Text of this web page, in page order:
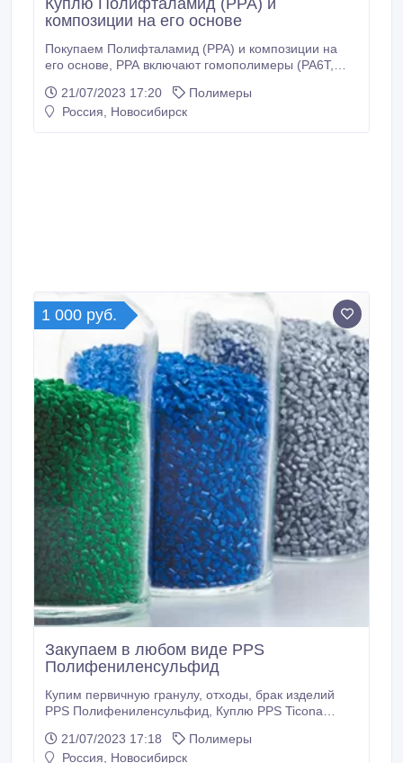
Куплю Полифталамид (PPA) и
композиции на его основе
Покупаем Полифталамид (PPA) и композиции на
его основе, PPA включают гомополимеры (PA6T,
nylon (HTN), PPA, PA6T, PA6T/6I, PA6I/6T, PA6T/66,
PA66/6T, PA9T, PA6T/X, PA10T/X, PA4T,
21/07/2023 17:20
Полимеры
Россия, Новосибирск
1 000 руб.
Закупаем в любом виде PPS
Полифениленсульфид
Купим первичную гранулу, отходы, брак изделий
PPS Полифениленсульфид, Куплю PPS Ticona
PPS гранулы, (PPS) Ticona Fortron 4332L6
Natural/Black Polyphenylene Sulfide Resin PPS
21/07/2023 17:18
Полимеры
Россия, Новосибирск